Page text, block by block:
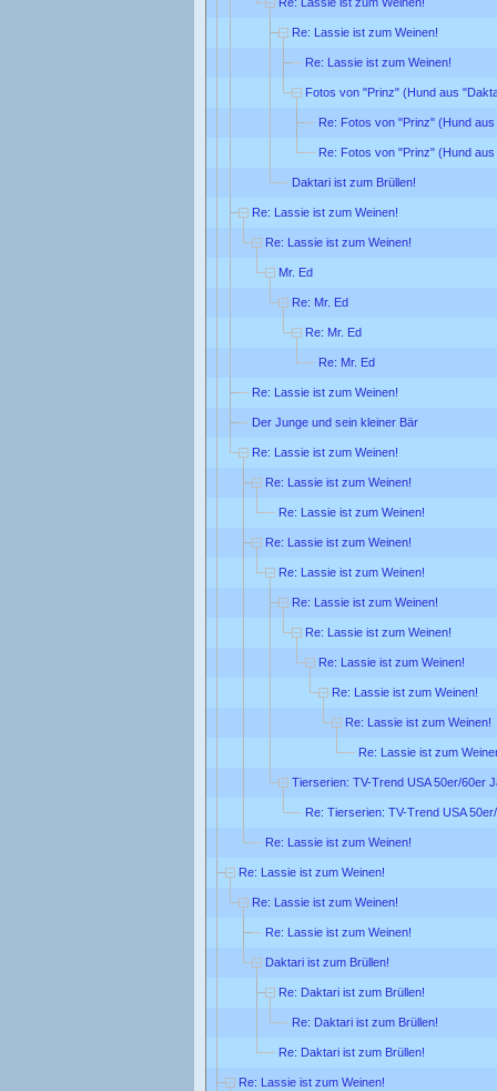
Re: Lassie ist zum Weinen!
Re: Lassie ist zum Weinen!
Fotos von "Prinz" (Hund aus
Re: Fotos von "Prinz" (Hund
Re: Fotos von "Prinz" (Hund
Daktari ist zum Brüllen!
Re: Lassie ist zum Weinen!
Re: Lassie ist zum Weinen!
Mr. Ed
Re: Mr. Ed
Re: Mr. Ed
Re: Mr. Ed
Re: Lassie ist zum Weinen!
Der Junge und sein kleiner Bär
Re: Lassie ist zum Weinen!
Re: Lassie ist zum Weinen!
Re: Lassie ist zum Weinen!
Re: Lassie ist zum Weinen!
Re: Lassie ist zum Weinen!
Re: Lassie ist zum Weinen!
Re: Lassie ist zum Weinen!
Re: Lassie ist zum Weinen!
Re: Lassie ist zum Weinen!
Re: Lassie ist zum Weinen!
Re: Lassie ist zum
Tierserien: TV-Trend USA 50er/60er
Re: Tierserien: TV-Trend USA
Re: Lassie ist zum Weinen!
Re: Lassie ist zum Weinen!
Re: Lassie ist zum Weinen!
Re: Lassie ist zum Weinen!
Daktari ist zum Brüllen!
Re: Daktari ist zum Brüllen!
Re: Daktari ist zum Brüllen!
Re: Daktari ist zum Brüllen!
Re: Lassie ist zum Weinen!